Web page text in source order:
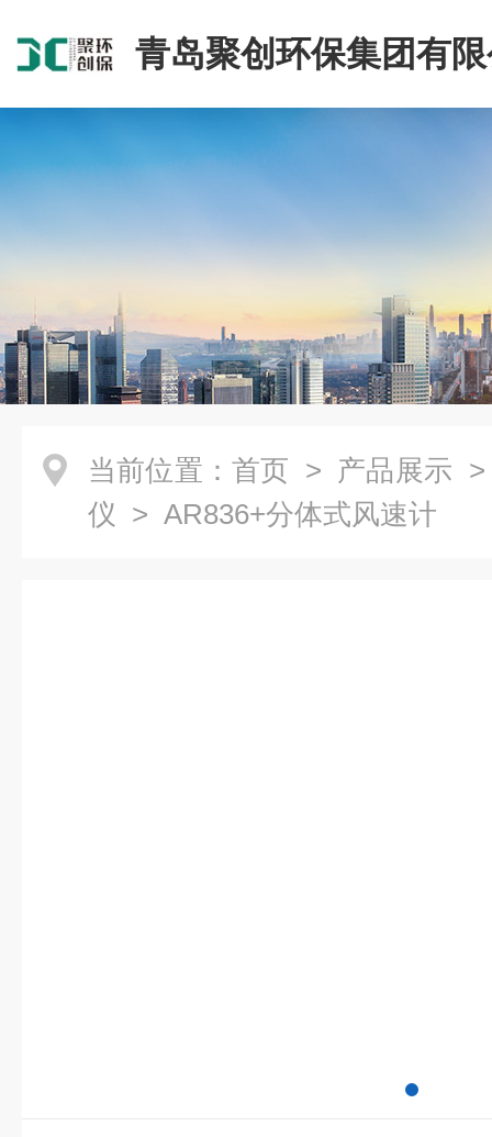
青岛聚创环保集团有
当前位置： 首页 > 产品展示
仪 > AR836+分体式风速计